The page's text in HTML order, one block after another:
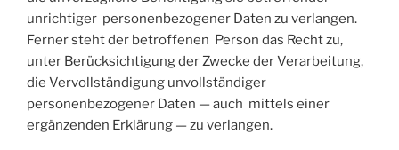
unrichtiger personenbezogener Daten zu verlangen.
Ferner steht der betroffenen Person das Recht zu,
unter Berücksichtigung der Zwecke der Verarbeitung,
die Vervollständigung unvollständiger
personenbezogener Daten — auch mittels einer
ergänzenden Erklärung — zu verlangen.